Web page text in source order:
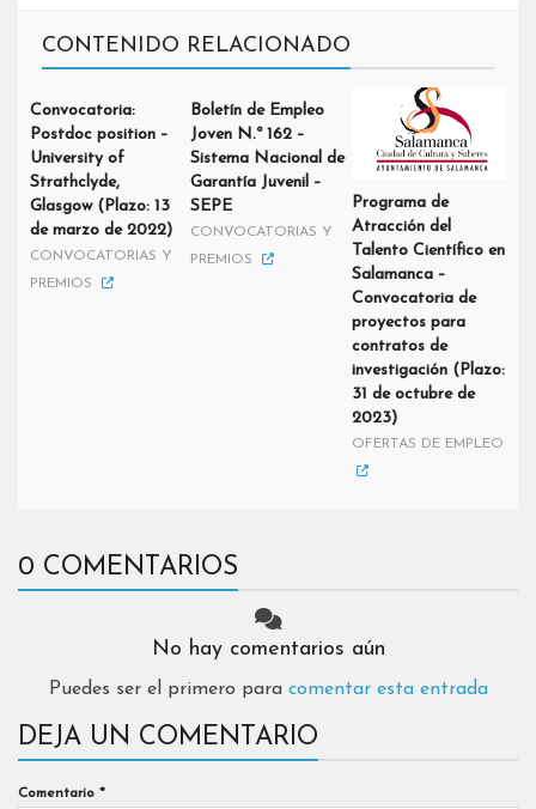
CONTENIDO RELACIONADO
Convocatoria:
Postdoc position –
University of
Strathclyde,
Glasgow (Plazo: 13
de marzo de 2022)
CONVOCATORIAS Y
PREMIOS
Boletín de Empleo
Joven N.º 162 –
Sistema Nacional de
Garantía Juvenil –
SEPE
CONVOCATORIAS Y
PREMIOS
Programa de
Atracción del
Talento Científico en
Salamanca –
Convocatoria de
proyectos para
contratos de
investigación (Plazo:
31 de octubre de
2023)
OFERTAS DE EMPLEO
0 COMENTARIOS
No hay comentarios aún
Puedes ser el primero para comentar esta entrada
DEJA UN COMENTARIO
Comentario *